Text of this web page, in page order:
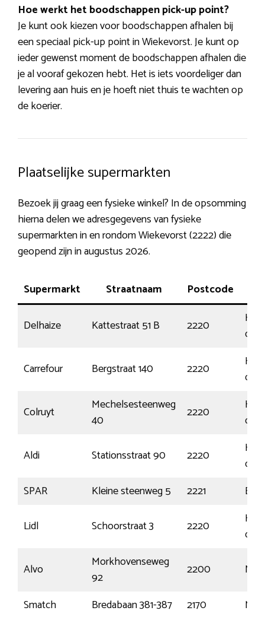
Hoe werkt het boodschappen pick-up point?
Je kunt ook kiezen voor boodschappen afhalen bij
een speciaal pick-up point in Wiekevorst. Je kunt op
ieder gewenst moment de boodschappen afhalen die
je al vooraf gekozen hebt. Het is iets voordeliger dan
levering aan huis en je hoeft niet thuis te wachten op
de koerier.
Plaatselijke supermarkten
Bezoek jij graag een fysieke winkel? In de opsomming
hierna delen we adresgegevens van fysieke
supermarkten in en rondom Wiekevorst (2222) die
geopend zijn in augustus 2026.
Supermarkt Straatnaam Postcode
Delhaize Kattestraat 51 B 2220
Carrefour
Bergstraat 140 2220
Colruyt
Mechelsesteenweg
40
2220
Aldi
Stationsstraat 90 2220
SPAR
Kleine steenweg 5 2221
Lidl
Schoorstraat 3 2220
Alvo
Morkhovenseweg
92
2200
Smatch
Bredabaan 381-387 2170